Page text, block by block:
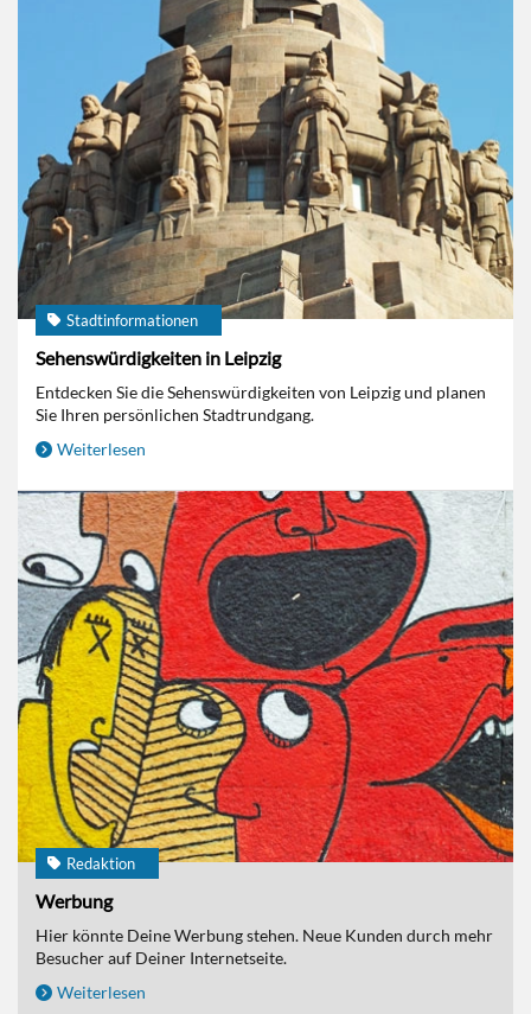
Stadtinformationen
Sehenswürdigkeiten in Leipzig
Entdecken Sie die Sehenswürdigkeiten von Leipzig und planen
Sie Ihren persönlichen Stadtrundgang.
Weiterlesen
Redaktion
Werbung
Hier könnte Deine Werbung stehen. Neue Kunden durch mehr
Besucher auf Deiner Internetseite.
Weiterlesen